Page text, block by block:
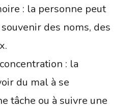
: la personne peut
des noms, des
: la
du mal à se
tâche ou à suivre une